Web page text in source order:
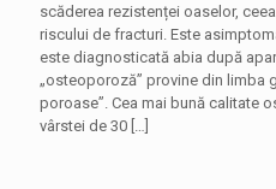
scăderea rezistenței oaselor,
riscului de fracturi. Este
este diagnosticată abia după
„osteoporoză” provine din limba
poroase”. Cea mai bună calitate
vârstei de 30 […]